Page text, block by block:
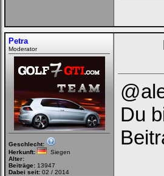
Petra
Moderator
Geschlecht:
Herkunft:
Siegen
Alter:
Beiträge: 13947
Dabei seit: 02 / 2014
Du